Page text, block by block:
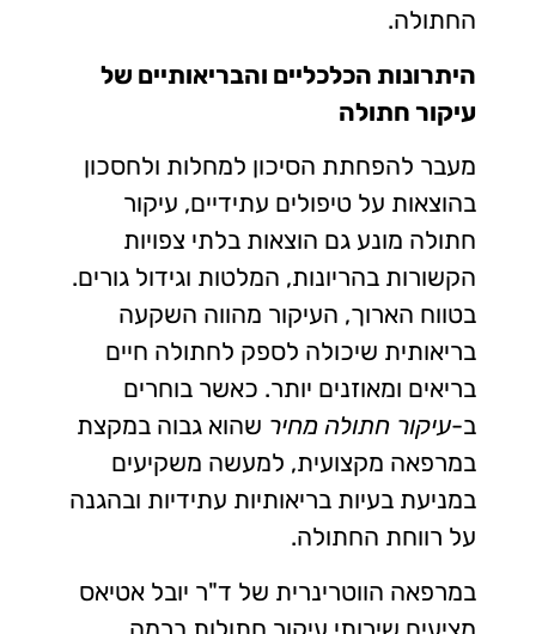
החתולה.
היתרונות הכלכליים והבריאותיים של
עיקור חתולה
מעבר להפחתת הסיכון למחלות ולחסכון
בהוצאות על טיפולים עתידיים, עיקור
חתולה מונע גם הוצאות בלתי צפויות
הקשורות בהריונות, המלטות וגידול גורים.
בטווח הארוך, העיקור מהווה השקעה
בריאותית שיכולה לספק לחתולה חיים
בריאים ומאוזנים יותר. כאשר בוחרים
ב-עיקור חתולה מחיר שהוא גבוה במקצת
במרפאה מקצועית, למעשה משקיעים
במניעת בעיות בריאותיות עתידיות ובהגנה
על רווחת החתולה.
במרפאה הווטרינרית של ד"ר יובל אטיאס